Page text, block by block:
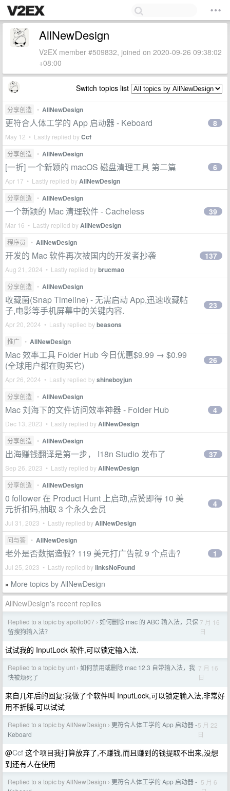
AllNewDesign
V2EX member #509832, joined on 2020-09-26 09:38:02
+08:00
Switch topics list
分享创造 • AllNewDesign
更符合人体工学的 App 启动器 - Keboard
May 12 • Lastly replied byCcf
8
分享创造 • AllNewDesign
[一折] 一个新颖的 macOS 磁盘清理工具 第二篇
Apr 17 • Lastly replied byAllNewDesign
6
分享创造 • AllNewDesign
一个新颖的 Mac 清理软件 - Cacheless
Mar 16 • Lastly replied byAllNewDesign
39
程序员 • AllNewDesign
开发的 Mac 软件再次被国内的开发者抄袭
Aug 21, 2024 • Lastly replied bybrucmao
137
分享创造 • AllNewDesign
收藏菌(Snap Timeline) - 无需启动 App,迅速收藏帖
子,电影等手机屏幕中的关键内容.
Apr 20, 2024 • Lastly replied bybeasons
23
推广 • AllNewDesign
Mac 效率工具 Folder Hub 今日优惠$9.99 → $0.99
(全球用户都在购买它)
Apr 26, 2024 • Lastly replied byshineboyjun
26
分享创造 • AllNewDesign
Mac 刘海下的文件访问效率神器 - Folder Hub
Dec 13, 2023 • Lastly replied byAllNewDesign
4
分享创造 • AllNewDesign
出海赚钱翻译是第一步， I18n Studio 发布了
Sep 26, 2023 • Lastly replied byAllNewDesign
37
分享创造 • AllNewDesign
0 follower 在 Product Hunt 上启动,点赞即得 10 美
元折扣码,抽取 3 个永久会员
Jul 31, 2023 • Lastly replied byAllNewDesign
4
问与答 • AllNewDesign
老外是否数据造假? 119 美元打广告就 9 个点击?
Jul 25, 2023 • Lastly replied bylinksNoFound
1
» More topics by AllNewDesign
AllNewDesign's recent replies
Replied to a topic by apollo007 › 如何删除 mac 的 ABC 输入法，只保
留搜狗输入法？
7 月 16
日
试试我的 InputLock 软件,可以锁定输入法.
Replied to a topic by unt › 如何禁用或删除 mac 12.3 自带输入法，我
快被烦死了
7 月 16
日
来自几年后的回复:我做了个软件叫 InputLock,可以锁定输入法,非常好
用不折腾.可以试试
Replied to a topic by AllNewDesign › 更符合人体工学的 App 启动器 -
Keboard
5 月 22
日
@Ccf 这个项目我打算放弃了,不赚钱,而且赚到的钱提取不出来,没想
到还有人在使用
Replied to a topic by AllNewDesign › 更符合人体工学的 App 启动器 - 5 月 6